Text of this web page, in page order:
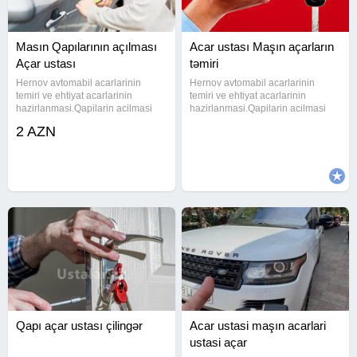
Masın Qapılarının açılması
Açar ustası
Hernov avtomabil acarlarinin
temiri ve ehtiyat acarlarinin
hazirlanmasi.Qapilarin acilmasi
#cilingerusta
2 AZN
Acar ustası Maşın açarların
təmiri
Hernov avtomabil acarlarinin
temiri ve ehtiyat acarlarinin
hazirlanmasi.Qapilarin acilmasi
Qapı açar ustası çilingər
Acar ustasi maşın acarlari
ustasi açar